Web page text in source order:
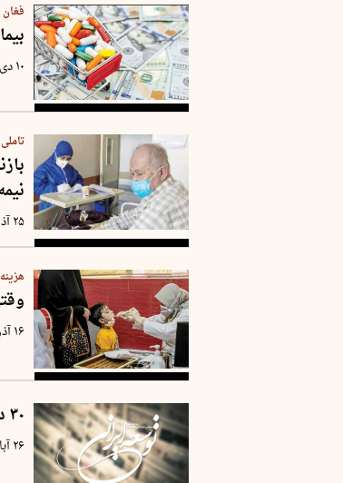
۱۰ دی ۱۴۰۴
۲۵ آذر ۱۴۰۴
هزینه
۱۶ آذر ۱۴۰۴
۳۰ درصد نسخ ایرانی‌ها حاوی آنتی‌بیوتیک است
۲۶ آبان ۱۴۰۴